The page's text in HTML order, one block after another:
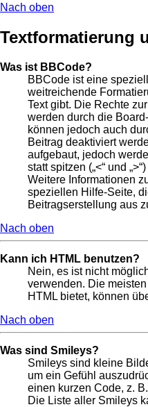
Nach oben
Textformatierung
Was ist BBCode?
BBCode ist eine
weitreichende
Text gibt. Die Rechte
werden durch die
können jedoch auch
Beitrag deaktiviert
aufgebaut, jedoch
statt spitzen („<“ und
Weitere Informationen
speziellen Hilfe-Seite,
Beitragserstellung aus
Nach oben
Kann ich HTML benutzen?
Nein, es ist nicht
verwenden. Die
HTML bietet, können
Nach oben
Was sind Smileys?
Smileys sind kleine
um ein Gefühl
einen kurzen Code, z.
Die Liste aller Smileys